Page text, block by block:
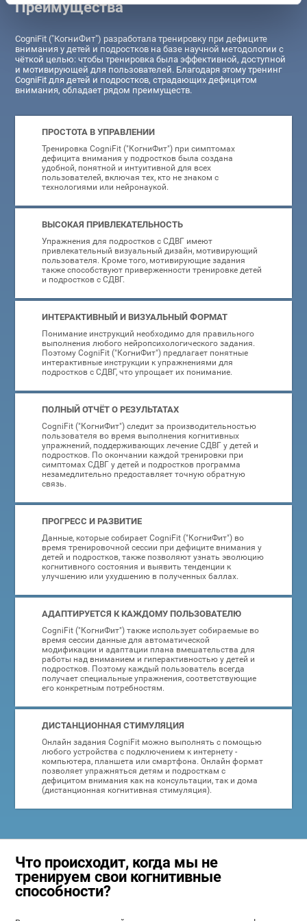
Преимущества
CogniFit ("КогниФит") разработала тренировку при дефиците
внимания у детей и подростков на базе научной методологии с
чёткой целью: чтобы тренировка была эффективной, доступной
и мотивирующей для пользователей. Благодаря этому тренинг
CogniFit для детей и подростков, страдающих дефицитом
внимания, обладает рядом преимуществ.
ПРОСТОТА В УПРАВЛЕНИИ
Тренировка CogniFit ("КогниФит") при симптомах
дефицита внимания у подростков была создана
удобной, понятной и интуитивной для всех
пользователей, включая тех, кто не знаком с
технологиями или нейронаукой.
ВЫСОКАЯ ПРИВЛЕКАТЕЛЬНОСТЬ
Упражнения для подростков с СДВГ имеют
привлекательный визуальный дизайн, мотивирующий
пользователя. Кроме того, мотивирующие задания
также способствуют приверженности тренировке детей
и подростков с СДВГ.
ИНТЕРАКТИВНЫЙ И ВИЗУАЛЬНЫЙ ФОРМАТ
Понимание инструкций необходимо для правильного
выполнения любого нейропсихологического задания.
Поэтому CogniFit ("КогниФит") предлагает понятные
интерактивные инструкции к упражнениями для
подростков с СДВГ, что упрощает их понимание.
ПОЛНЫЙ ОТЧЁТ О РЕЗУЛЬТАТАХ
CogniFit ("КогниФит") следит за производительностью
пользователя во время выполнения когнитивных
упражнений, поддерживающих лечение СДВГ у детей и
подростков. По окончании каждой тренировки при
симптомах СДВГ у детей и подростков программа
незамедлительно предоставляет точную обратную
связь.
ПРОГРЕСС И РАЗВИТИЕ
Данные, которые собирает CogniFit ("КогниФит") во
время тренировочной сессии при дефиците внимания у
детей и подростков, также позволяют узнать эволюцию
когнитивного состояния и выявить тенденции к
улучшению или ухудшению в полученных баллах.
АДАПТИРУЕТСЯ К КАЖДОМУ ПОЛЬЗОВАТЕЛЮ
CogniFit ("КогниФит") также использует собираемые во
время сессии данные для автоматической
модификации и адаптации плана вмешательства для
работы над вниманием и гиперактивностью у детей и
подростков. Поэтому каждый пользователь всегда
получает специальные упражнения, соответствующие
его конкретным потребностям.
ДИСТАНЦИОННАЯ СТИМУЛЯЦИЯ
Онлайн задания CogniFit можно выполнять с помощью
любого устройства с подключением к интернету -
компьютера, планшета или смартфона. Онлайн формат
позволяет упражняться детям и подросткам с
дефицитом внимания как на консультации, так и дома
(дистанционная когнитивная стимуляция).
Что происходит, когда мы не
тренируем свои когнитивные
способности?